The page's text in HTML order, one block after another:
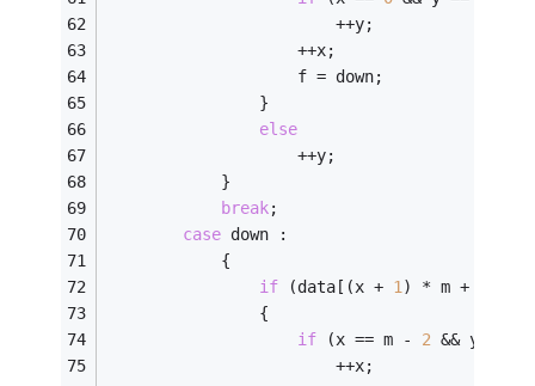
                        ++y;
                    ++x;
                    f = down;
                }
else
                    ++y;
            }
break;
case down :
            {
if (data[(x + 1) * m + y]
                {
if (x == m - 2 && y ==
                        ++x;